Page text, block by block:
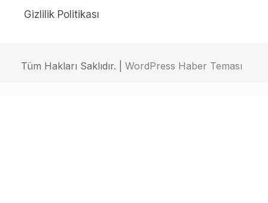
Gizlilik Politikası
Tüm Hakları Saklıdır. | WordPress Haber Teması